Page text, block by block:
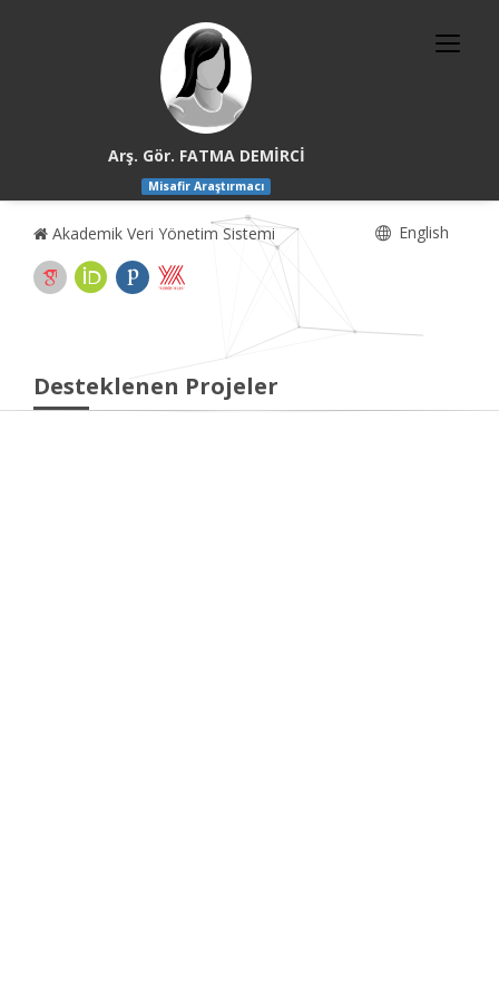
Arş. Gör. FATMA DEMİRCİ
Misafir Araştırmacı
Akademik Veri Yönetim Sistemi English
Desteklenen Projeler